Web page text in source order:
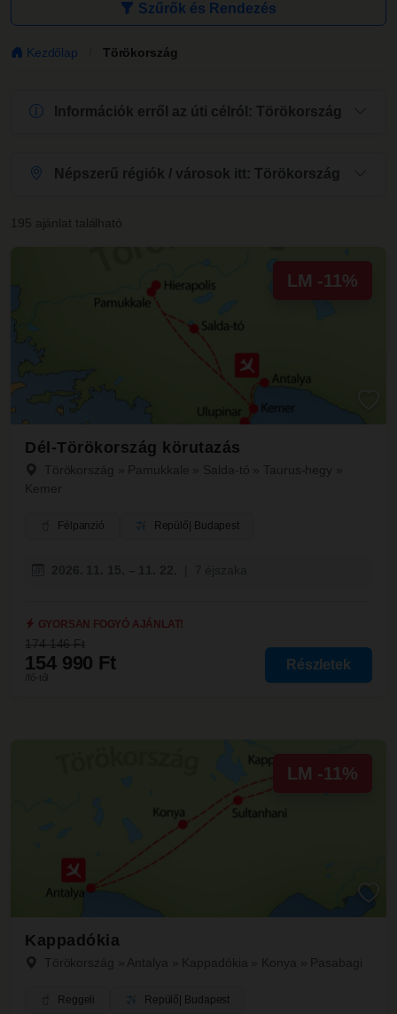
Szűrők és Rendezés
Kezdőlap Törökország
Információk erről az úti célról: Törökország
Népszerű régiók / városok itt: Törökország
195 ajánlat található
LM -11%
Dél-Törökország körutazás
Törökország » Pamukkale » Salda-tó » Taurus-hegy
»
Kemer
Félpanzió Repülő | Budapest
GYORSAN FOGYÓ AJÁNLAT!
174 146 Ft
154 990 Ft
/fő-től
Részletek
LM -11%
Kappadókia
Törökország » Antalya » Kappadókia » Konya » Pasabagi
Reggeli Repülő | Budapest